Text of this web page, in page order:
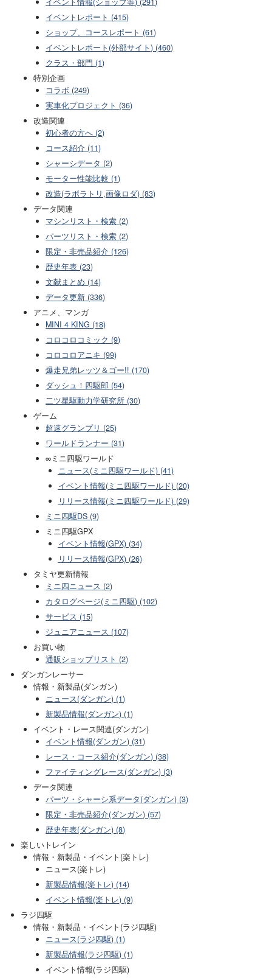
イベントレポート (415)
ショップ、コースレポート (61)
イベントレポート(外部サイト) (460)
クラス・部門 (1)
特別企画
コラボ (249)
実車化プロジェクト (36)
改造関連
初心者の方へ (2)
コース紹介 (11)
シャーシデータ (2)
モーター性能比較 (1)
改造(ラボラトリ,画像ロダ) (83)
データ関連
マシンリスト・検索 (2)
パーツリスト・検索 (2)
限定・非売品紹介 (126)
歴史年表 (23)
文献まとめ (14)
データ更新 (336)
アニメ、マンガ
MINI 4 KING (18)
コロコロコミック (9)
コロコロアニキ (99)
爆走兄弟レッツ＆ゴー!! (170)
ダッシュ！四駆郎 (54)
二ツ星駆動力学研究所 (30)
ゲーム
超速グランプリ (25)
ワールドランナー (31)
∞ミニ四駆ワールド
ニュース(ミニ四駆ワールド) (41)
イベント情報(ミニ四駆ワールド) (20)
リリース情報(ミニ四駆ワールド) (29)
ミニ四駆DS (9)
ミニ四駆GPX
イベント情報(GPX) (34)
リリース情報(GPX) (26)
タミヤ更新情報
ミニ四ニュース (2)
カタログページ(ミニ四駆) (102)
サービス (15)
ジュニアニュース (107)
お買い物
通販ショップリスト (2)
ダンガンレーサー
情報・新製品(ダンガン)
ニュース(ダンガン) (1)
新製品情報(ダンガン) (1)
イベント・レース関連(ダンガン)
イベント情報(ダンガン) (31)
レース・コース紹介(ダンガン) (38)
ファイティングレース(ダンガン) (3)
データ関連
パーツ・シャーシ系データ(ダンガン) (3)
限定・非売品紹介(ダンガン) (57)
歴史年表(ダンガン) (8)
楽しいトレイン
情報・新製品・イベント(楽トレ)
ニュース(楽トレ)
新製品情報(楽トレ) (14)
イベント情報(楽トレ) (9)
ラジ四駆
情報・新製品・イベント(ラジ四駆)
ニュース(ラジ四駆) (1)
新製品情報(ラジ四駆) (1)
イベント情報(ラジ四駆)